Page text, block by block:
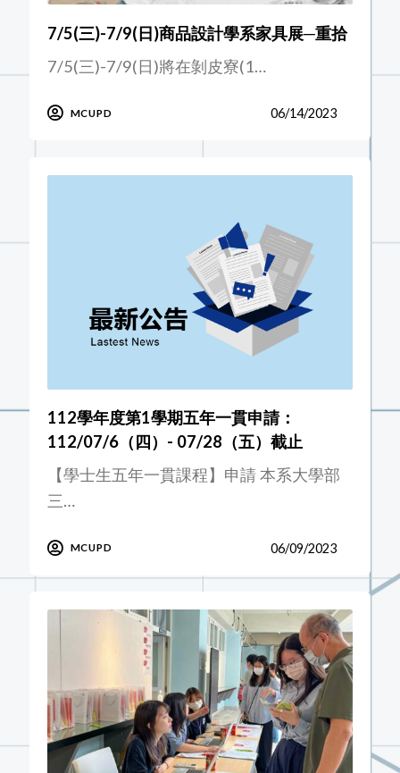
7/5(三)-7/9(日)商品設計學系家具展─重拾
7/5(三)-7/9(日)將在剝皮寮(1…
MCUPD 06/14/2023
112學年度第1學期五年一貫申請：
112/07/6（四）- 07/28（五）截止
【學士生五年一貫課程】申請 本系大學部
三…
MCUPD 06/09/2023